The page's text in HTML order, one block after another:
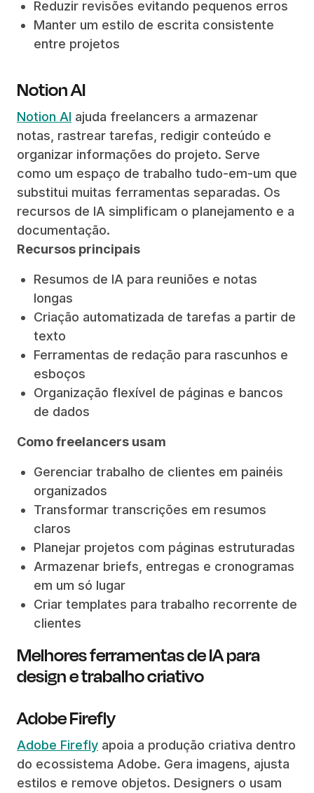
Reduzir revisões evitando pequenos erros
Manter um estilo de escrita consistente
entre projetos
Notion AI
Notion AI ajuda freelancers a armazenar
notas, rastrear tarefas, redigir conteúdo e
organizar informações do projeto. Serve
como um espaço de trabalho tudo-em-um que
substitui muitas ferramentas separadas. Os
recursos de IA simplificam o planejamento e a
documentação.
Recursos principais
Resumos de IA para reuniões e notas
longas
Criação automatizada de tarefas a partir de
texto
Ferramentas de redação para rascunhos e
esboços
Organização flexível de páginas e bancos
de dados
Como freelancers usam
Gerenciar trabalho de clientes em painéis
organizados
Transformar transcrições em resumos
claros
Planejar projetos com páginas estruturadas
Armazenar briefs, entregas e cronogramas
em um só lugar
Criar templates para trabalho recorrente de
clientes
Melhores ferramentas de IA para
design e trabalho criativo
Adobe Firefly
Adobe Firefly apoia a produção criativa dentro
do ecossistema Adobe. Gera imagens, ajusta
estilos e remove objetos. Designers o usam